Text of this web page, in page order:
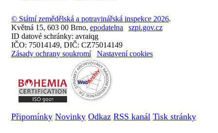
© Státní zemědělská a potravinářská inspekce 2026.
Květná 15, 603 00 Brno, epodatelna
szpi.gov.cz
ID datové schránky: avraiqg
IČO: 75014149, DIČ: CZ75014149
Zásady ochrany soukromí
Nastavení cookies
Připomínky Novinky Odkaz RSS kanál Tisk stránky